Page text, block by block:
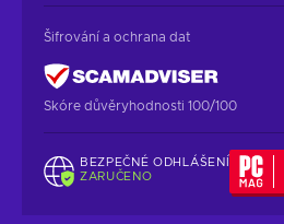
Šifrování a ochrana dat
Skóre důvěryhodnosti 100/100
BEZPEČNÉ ODHLÁŠENÍ
ZARUČENO